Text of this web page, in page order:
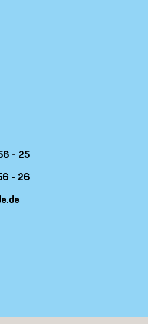
- 25
- 26